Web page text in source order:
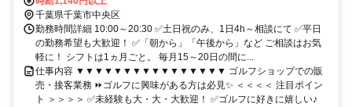
千葉県千葉市中央区
勤務時間詳細 10:00～20:30 ✅土日祝のみ、1日4h～相談にて ✅平日
の勤務希望も大歓迎！ ✅「朝から」「午後から」など ご相談はお気
軽に！ シフトは1ヵ月ごと。 毎月15～20日の間に...
仕事内容 ▼▼▼▼▼▼▼▼▼▼▼▼▼▼▼▼ ゴルフショップでの販
売・接客業務 ⏩ゴルフに興味がある方は必見✨ ＜＜＜＜ 注目ポイン
ト ＞＞＞＞ ✅未経験も大・大・大歓迎！ ✅ゴルフに好きに嬉しい♪